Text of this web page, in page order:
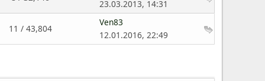
23.03.2013, 14:31
11 / 43,804
Ven83
12.01.2016, 22:49